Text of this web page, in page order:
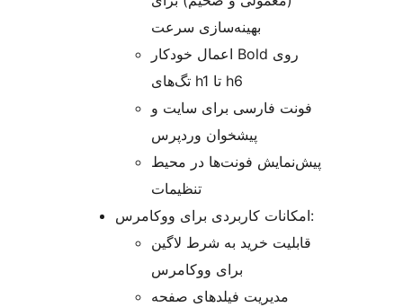
بهینه‌سازی سرعت
اعمال خودکار Bold روی
تگ‌های h1 تا h6
فونت فارسی برای سایت و
پیشخوان وردپرس
پیش‌نمایش فونت‌ها در محیط
تنظیمات
امکانات کاربردی برای ووکامرس:
قابلیت خرید به شرط لاگین
برای ووکامرس
مدیریت فیلدهای صفحه